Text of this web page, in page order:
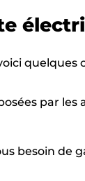
quelques
par les
besoin de